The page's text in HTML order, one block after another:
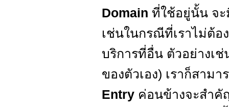
Domain ที่ใช้อยู่นั้น จะ
เช่นในกรณีที่เราไม่ต้อ
บริการที่อื่น ตัวอย่างเ
ของตัวเอง) เราก็สาม
Entry ค่อนข้างจะสำคั